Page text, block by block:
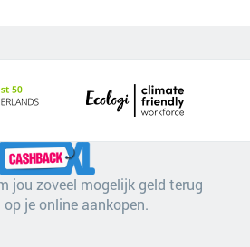
jou zoveel mogelijk geld terug
op je online aankopen.